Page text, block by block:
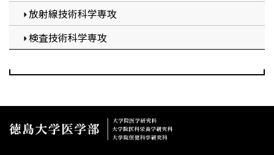
放射線技術科学専攻
検査技術科学専攻